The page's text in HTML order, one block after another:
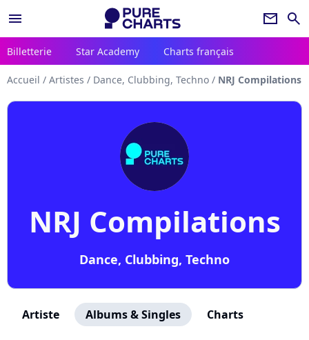
menu newsletter search
Billetterie Star Academy Charts français
Accueil / Artistes / Dance, Clubbing, Techno / NRJ Compilations
NRJ Compilations
Dance, Clubbing, Techno
Artiste Albums & Singles Charts